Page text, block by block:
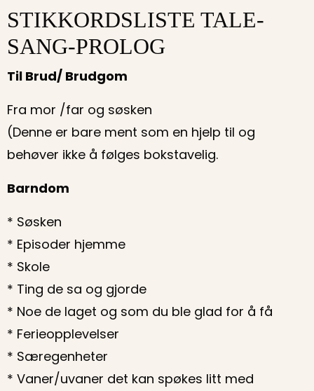
STIKKORDSLISTE TALE-
SANG-PROLOG
Til Brud/ Brudgom
Fra mor /far og søsken
(Denne er bare ment som en hjelp til og
behøver ikke å følges bokstavelig.
Barndom
* Søsken
* Episoder hjemme
* Skole
* Ting de sa og gjorde
* Noe de laget og som du ble glad for å få
* Ferieopplevelser
* Særegenheter
* Vaner/uvaner det kan spøkes litt med